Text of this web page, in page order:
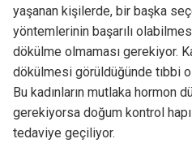
yaşanan kişilerde, bir başka
yöntemlerinin başarılı
dökülme olmaması gerekiyor.
dökülmesi görüldüğünde tıbbi
Bu kadınların mutlaka hormon
gerekiyorsa doğum kontrol
tedaviye geçiliyor.